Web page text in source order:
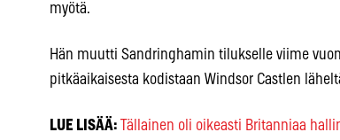
myötä.
Hän muutti Sandringhamin tilukselle viime
pitkäaikaisesta kodistaan Windsor Castlen
LUE LISÄÄ: Tällainen oli oikeasti Britanniaa